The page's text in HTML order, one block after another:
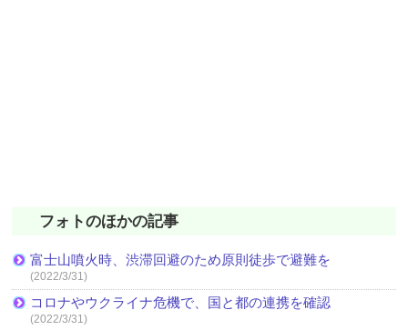
フォトのほかの記事
富士山噴火時、渋滞回避のため原則徒歩で避難を
(2022/3/31)
コロナやウクライナ危機で、国と都の連携を確認
(2022/3/31)